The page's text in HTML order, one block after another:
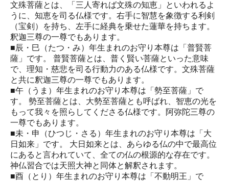
文殊菩薩とは、「三人寄れば文殊の知恵」といわれるよ
うに、知恵を司る仏様です。右手に智慧を象徴する利剣
（宝剣）を持ち、左手に経典を乗せた蓮華を持ちます。
釈迦三尊の一尊でもあります。
■辰・巳（たつ・み）年生まれのお守り本尊は「普賢菩
薩」です。 普賢菩薩とは、普く賢い菩薩といった意味
で、理知・慈悲を司る行動力のある仏様です。文殊菩薩
と共に釈迦三尊の一尊でもあります。
■午（うま）年生まれのお守り本尊は「勢至菩薩」で
す。 勢至菩薩とは、大勢至菩薩とも呼ばれ、智恵の光を
もって我々を照らしてくださる仏様です。阿弥陀三尊の
一尊でもあります。
■未・申（ひつじ・さる）年生まれのお守り本尊は「大
日如来」です。 大日如来とは、あらゆる仏の中で最高位
にあると言われていて、全ての仏の根源的な存在です。
神仏習合では天照大神と同体と解釈されます。
■酉（とり）年生まれのお守り本尊は「不動明王」で